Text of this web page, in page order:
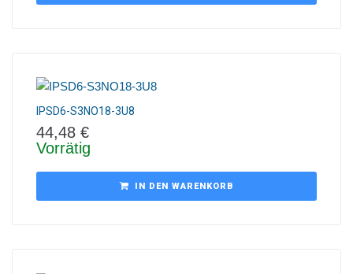
IPSD6-S3NO18-3U8
44,48 €
Vorrätig
IN DEN WARENKORB